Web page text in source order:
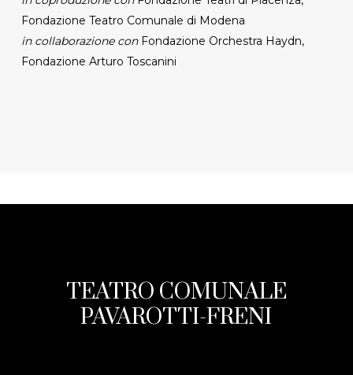
Fondazione Teatro Comunale di Modena
in collaborazione conFondazione Orchestra Haydn,
Fondazione Arturo Toscanini
TEATRO COMUNALE
PAVAROTTI-FRENI